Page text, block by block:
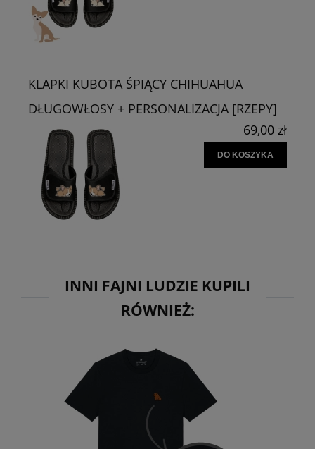
KLAPKI KUBOTA ŚPIĄCY CHIHUAHUA
DŁUGOWŁOSY + PERSONALIZACJA [RZEPY]
69,00 zł
DO KOSZYKA
INNI FAJNI LUDZIE KUPILI
RÓWNIEŻ: